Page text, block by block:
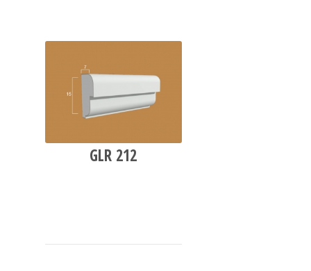
GLR 212